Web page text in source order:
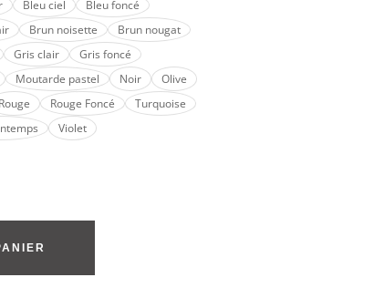
Bleu ciel
Bleu foncé
Brun noisette
Brun nougat
Gris clair
Gris foncé
Moutarde pastel Noir
Olive
Rouge Rouge Foncé
Turquoise
Violet